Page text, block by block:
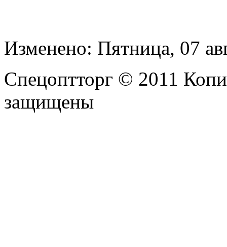
Изменено: Пятница, 07
Спецоптторг © 2011
защищены